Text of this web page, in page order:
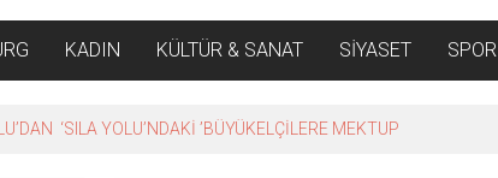
KADIN KÜLTÜR & SANAT SİYASET SPOR
‘SILA YOLU’NDAKİ ’BÜYÜKELÇİLERE MEKTUP